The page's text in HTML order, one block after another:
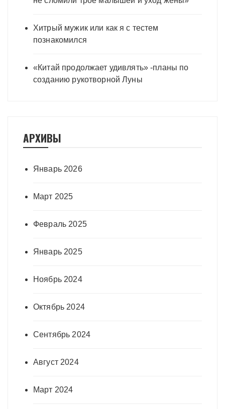
Хитрый мужик или как я с тестем
познакомился
«Китай продолжает удивлять» -планы по
созданию рукотворной Луны
АРХИВЫ
Январь 2026
Март 2025
Февраль 2025
Январь 2025
Ноябрь 2024
Октябрь 2024
Сентябрь 2024
Август 2024
Март 2024